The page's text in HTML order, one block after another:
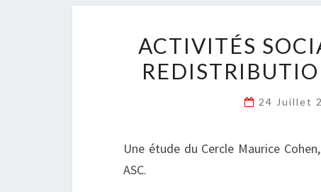
ACTIVITÉS
24 Juillet
Une étude du Cercle Maurice
ASC.